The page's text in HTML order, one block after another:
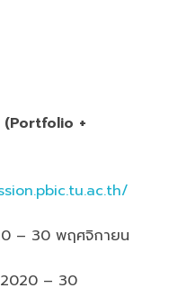
(Portfolio +
– 30 พฤศจิกายน
– 30